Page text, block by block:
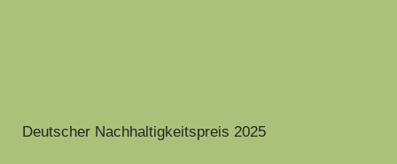
Deutscher Nachhaltigkeitspreis 2025